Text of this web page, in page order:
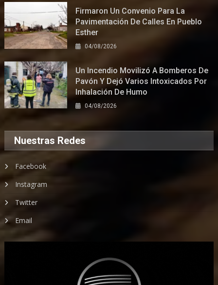
Firmaron Un Convenio Para La
Pavimentación De Calles En Pueblo
Esther
04/08/2026
Un Incendio Movilizó A Bomberos De
Pavón Y Dejó Varios Intoxicados Por
Inhalación De Humo
04/08/2026
Nuestras Redes
Facebook
Instagram
Twitter
Email